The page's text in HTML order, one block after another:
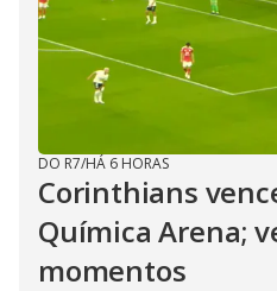
DO R7/HÁ 6 HORAS
Corinthians
Química Arena;
momentos